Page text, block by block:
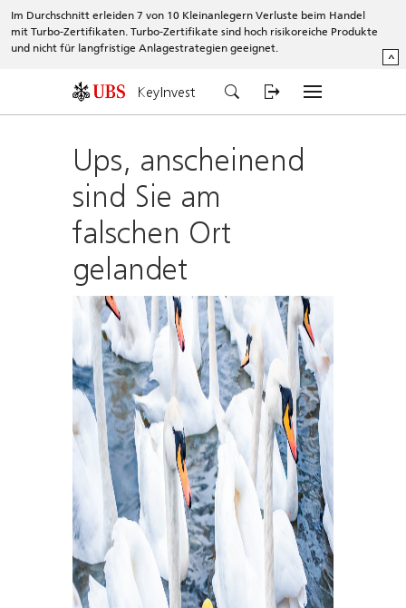
Im Durchschnitt erleiden 7 von 10 Kleinanlegern Verluste beim Handel
mit Turbo-Zertifikaten. Turbo-Zertifikate sind hoch risikoreiche Produkte
und nicht für langfristige Anlagestrategien geeignet.
^
KeyInvest
Ups, anscheinend
sind Sie am
falschen Ort
gelandet